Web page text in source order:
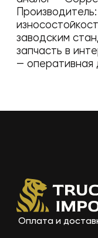
Производитель:
заводским
запчасть в
— оперативная
Оплата и